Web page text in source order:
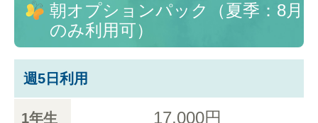
朝オプションパック（夏季：8月
のみ利用可）
週5日利用
1年生 17,000円